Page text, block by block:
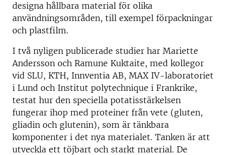
designa hållbara material för olika
användningsområden, till exempel förpackningar
och plastfilm.
I två nyligen publicerade studier har Mariette
Andersson och Ramune Kuktaite, med kollegor
vid SLU, KTH, Innventia AB, MAX IV-laboratoriet
i Lund och Institut polytechnique i Frankrike,
testat hur den speciella potatisstärkelsen
fungerar ihop med proteiner från vete (gluten,
gliadin och glutenin), som är tänkbara
komponenter i det nya materialet. Tanken är att
utveckla ett töjbart och starkt material. De